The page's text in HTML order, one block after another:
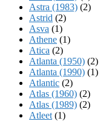
Astra (1983) (2)
Astrid (2)
Asva (1)
Athene (1)
Atica (2)
Atlanta (1950) (2)
Atlanta (1990) (1)
Atlantic (2)
Atlas (1960) (2)
Atlas (1989) (2)
Atleet (1)